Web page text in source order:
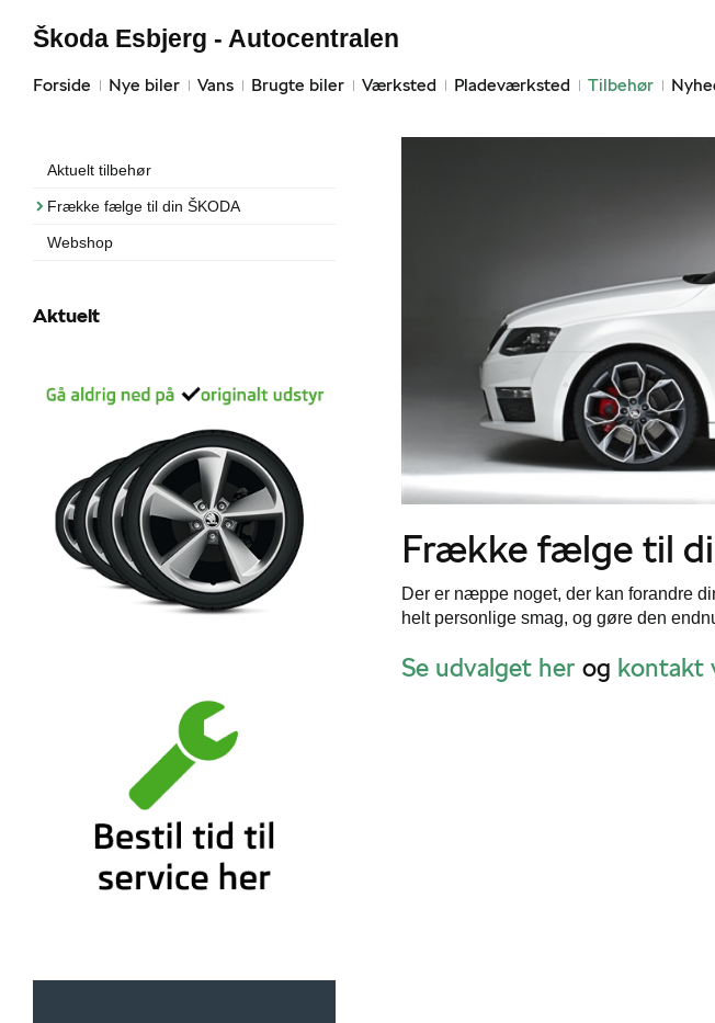
Forside Nye biler Vans Brugte biler Værksted Pladeværksted Tilbehør
Škoda Esbjerg - Autocentralen
Aktuelt tilbehør
Frække fælge til din ŠKODA
Webshop
Aktuelt
Frække fælge til
Der er næppe noget, der kan forandre
helt personlige smag, og gøre den
Se udvalget her og kontakt